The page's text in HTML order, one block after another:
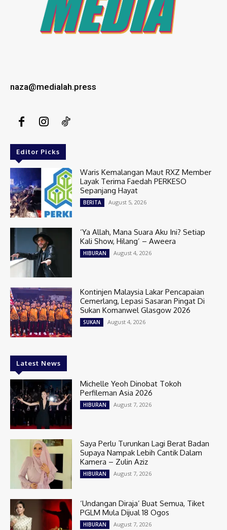
naza@medialah.press
Editor Picks
Waris Kemalangan Maut RXZ Member
Layak Terima Faedah PERKESO
Sepanjang Hayat
BERITA August 5, 2026
‘Ya Allah, Mana Suara Aku Ini? Setiap
Kali Show, Hilang’ – Aweera
HIBURAN August 4, 2026
Kontinjen Malaysia Lakar Pencapaian
Cemerlang, Lepasi Sasaran Pingat Di
Sukan Komanwel Glasgow 2026
SUKAN August 4, 2026
Latest News
Michelle Yeoh Dinobat Tokoh
Perfileman Asia 2026
HIBURAN August 7, 2026
Saya Perlu Turunkan Lagi Berat Badan
Supaya Nampak Lebih Cantik Dalam
Kamera – Zulin Aziz
HIBURAN August 7, 2026
‘Undangan Diraja’ Buat Semua, Tiket
PGLM Mula Dijual 18 Ogos
HIBURAN August 7, 2026